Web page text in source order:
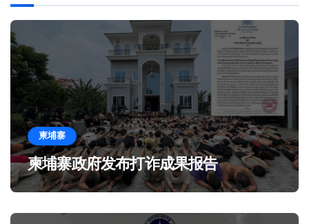
柬埔寨
柬埔寨政府发布打诈成果报告